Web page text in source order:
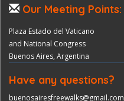
Our Meeting Points:
Plaza Estado del Vaticano
and National Congress
Buenos Aires, Argentina
Have any questions?
buenosairesfreewalks@gmail.com